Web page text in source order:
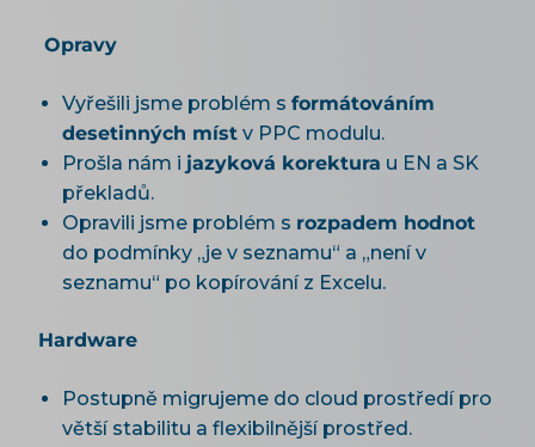
Opravy
Vyřešili jsme problém s formátováním
desetinných míst v PPC modulu.
Prošla nám i jazyková korektura u EN a SK
překladů.
Opravili jsme problém s rozpadem hodnot
do podmínky „je v seznamu“ a „není v
seznamu“ po kopírování z Excelu.
Hardware
Postupně migrujeme do cloud prostředí pro
větší stabilitu a flexibilnější prostřed.